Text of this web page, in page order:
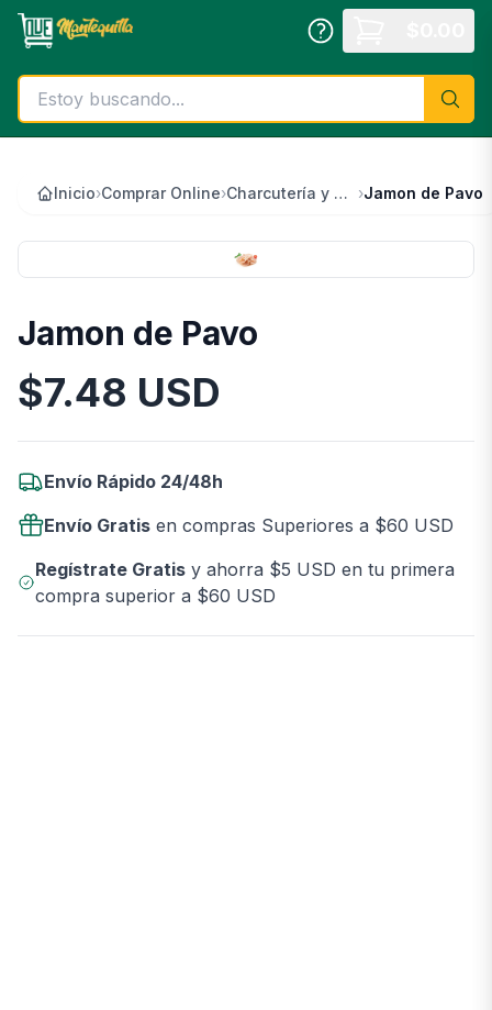
Saltar al contenido principal
Inicio›Comprar Online› Charcutería y Quesos ›Jamon de Pavo
Jamon de Pavo
Información del Producto
$7.48 USD
Envío Rápido 24/48h
Envío Gratis en compras Superiores a $60 USD
Regístrate Gratisy ahorra $5 USD en tu primera
compra superior a $60 USD